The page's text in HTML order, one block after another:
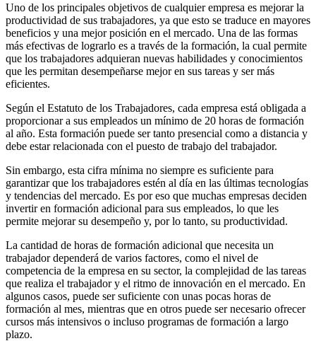
Uno de los principales objetivos de cualquier empresa es mejorar la
productividad de sus trabajadores, ya que esto se traduce en mayores
beneficios y una mejor posición en el mercado. Una de las formas
más efectivas de lograrlo es a través de la formación, la cual permite
que los trabajadores adquieran nuevas habilidades y conocimientos
que les permitan desempeñarse mejor en sus tareas y ser más
eficientes.
Según el Estatuto de los Trabajadores, cada empresa está obligada a
proporcionar a sus empleados un mínimo de 20 horas de formación
al año. Esta formación puede ser tanto presencial como a distancia y
debe estar relacionada con el puesto de trabajo del trabajador.
Sin embargo, esta cifra mínima no siempre es suficiente para
garantizar que los trabajadores estén al día en las últimas tecnologías
y tendencias del mercado. Es por eso que muchas empresas deciden
invertir en formación adicional para sus empleados, lo que les
permite mejorar su desempeño y, por lo tanto, su productividad.
La cantidad de horas de formación adicional que necesita un
trabajador dependerá de varios factores, como el nivel de
competencia de la empresa en su sector, la complejidad de las tareas
que realiza el trabajador y el ritmo de innovación en el mercado. En
algunos casos, puede ser suficiente con unas pocas horas de
formación al mes, mientras que en otros puede ser necesario ofrecer
cursos más intensivos o incluso programas de formación a largo
plazo.